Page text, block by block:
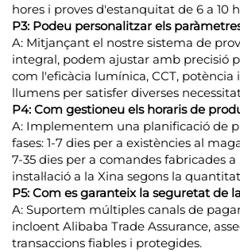
hores i proves d'estanquitat de 6 a 10
P3: Podeu personalitzar els
A: Mitjançant el nostre sistema de
integral, podem ajustar amb precisió
com l'eficàcia lumínica, CCT, potència
llumens per satisfer diverses
P4: Com gestioneu els horaris de
A: Implementem una planificació de
fases: 1-7 dies per a existències al
7-35 dies per a comandes fabricades a
instal·lació a la Xina segons la
P5: Com es garanteix la seguretat de
A: Suportem múltiples canals de
incloent Alibaba Trade Assurance,
transaccions fiables i protegides.